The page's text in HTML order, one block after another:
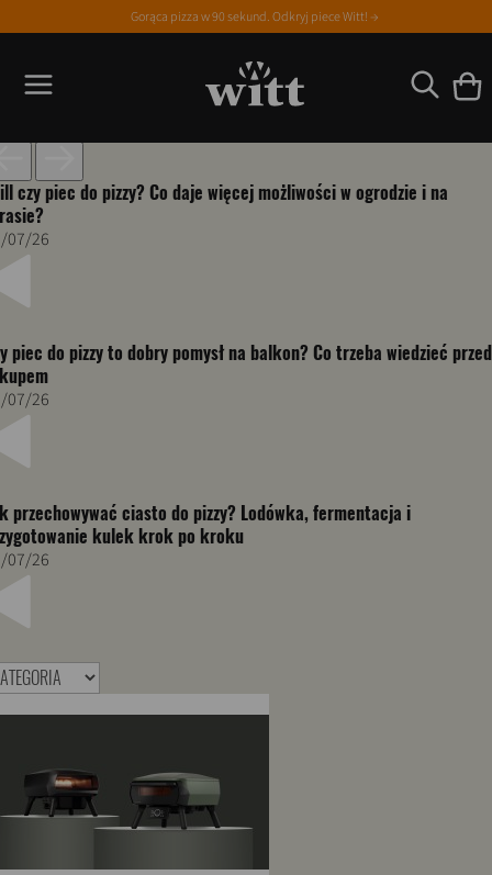
Gorąca pizza w 90 sekund. Odkryj piece Witt! →
czy piec do pizzy? Co daje więcej możliwości w ogrodzie i na
07/26
piec do pizzy to dobry pomysł na balkon? Co trzeba wiedzieć przed
07/26
przechowywać ciasto do pizzy? Lodówka, fermentacja i
kulek krok po kroku
07/26